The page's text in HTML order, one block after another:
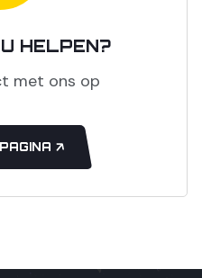
HELPEN?
met ons op